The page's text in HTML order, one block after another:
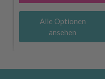
Alle Optionen
ansehen